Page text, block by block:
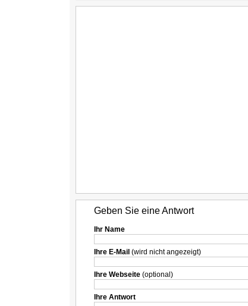
Geben Sie eine Antwort
Ihr Name
Ihre E-Mail (wird nicht angezeigt)
Ihre Webseite(optional)
Ihre Antwort